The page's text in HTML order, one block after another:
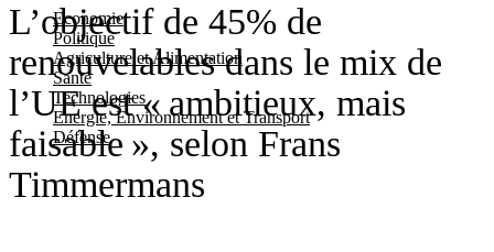
Economie
Politique
Agriculture et Alimentation
Santé
Technologies
Energie, Environnement et Transport
Défense
L’objectif de 45% de
renouvelables dans le mix de
l’UE est « ambitieux, mais
faisable », selon Frans
Timmermans